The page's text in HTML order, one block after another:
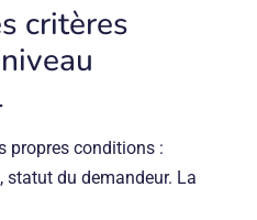
critères
propres conditions :
statut du demandeur. La